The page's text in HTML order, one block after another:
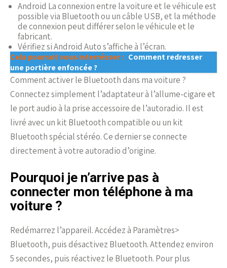
Android La connexion entre la voiture et le véhicule est
possible via Bluetooth ou un câble USB, et la méthode
de connexion peut différer selon le véhicule et le
fabricant.
Vérifiez si Android Auto s’affiche à l’écran.
Cela pourrait vous interrésser : Comment redresser
une portière enfoncée ?
Comment activer le Bluetooth dans ma voiture ?
Connectez simplement l’adaptateur à l’allume-cigare et
le port audio à la prise accessoire de l’autoradio. Il est
livré avec un kit Bluetooth compatible ou un kit
Bluetooth spécial stéréo. Ce dernier se connecte
directement à votre autoradio d’origine.
Pourquoi je n’arrive pas à
connecter mon téléphone à ma
voiture ?
Redémarrez l’appareil. Accédez à Paramètres>
Bluetooth, puis désactivez Bluetooth. Attendez environ
5 secondes, puis réactivez le Bluetooth. Pour plus